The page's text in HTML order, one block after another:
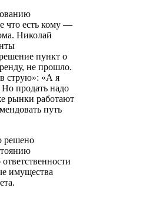
что есть кому —
Николай
пункт о
не прошло.
струю»: «А я
Но продать надо
рынки работают
путь
решено
имущества